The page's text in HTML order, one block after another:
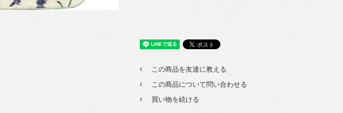
この商品を友達に教える
この商品について問い合わせる
買い物を続ける